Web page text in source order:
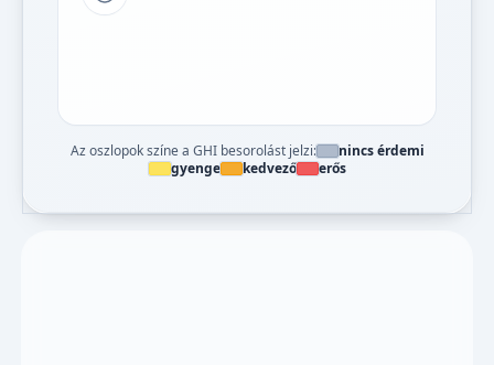
Az oszlopok színe a GHI besorolást jelzi:
nincs érdemi
gyenge
kedvező erős